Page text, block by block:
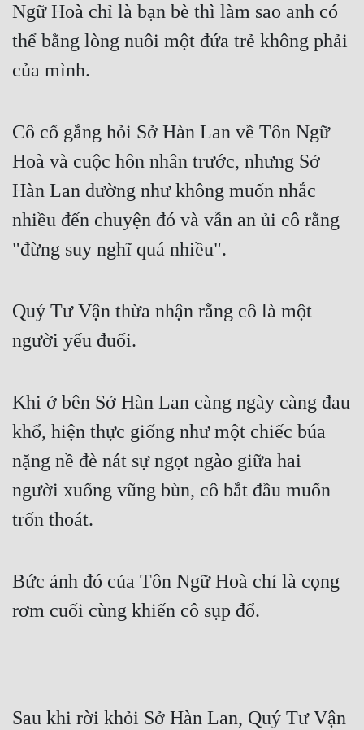
Đẹp
Đẹp Hiệp
Cơ Trí
Sát Phạt Quyết Đoán
Điềm Đạm
Ngữ Hoà chỉ là bạn bè thì làm sao anh có
thể bằng lòng nuôi một đứa trẻ không phải
của mình.
Cô cố gắng hỏi Sở Hàn Lan về Tôn Ngữ
Hoà và cuộc hôn nhân trước, nhưng Sở
Hàn Lan dường như không muốn nhắc
nhiều đến chuyện đó và vẫn an ủi cô rằng
"đừng suy nghĩ quá nhiều".
Quý Tư Vận thừa nhận rằng cô là một
người yếu đuối.
Khi ở bên Sở Hàn Lan càng ngày càng đau
khổ, hiện thực giống như một chiếc búa
nặng nề đè nát sự ngọt ngào giữa hai
người xuống vũng bùn, cô bắt đầu muốn
trốn thoát.
Bức ảnh đó của Tôn Ngữ Hoà chỉ là cọng
rơm cuối cùng khiến cô sụp đổ.
Sau khi rời khỏi Sở Hàn Lan, Quý Tư Vận